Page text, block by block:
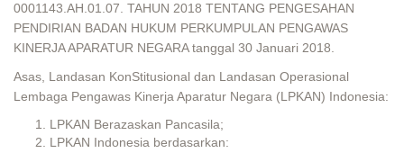
0001143.AH.01.07. TAHUN 2018 TENTANG PENGESAHAN
PENDIRIAN BADAN HUKUM PERKUMPULAN PENGAWAS
KINERJA APARATUR NEGARA tanggal 30 Januari 2018.
Asas, Landasan KonStitusional dan Landasan Operasional
Lembaga Pengawas Kinerja Aparatur Negara (LPKAN) Indonesia:
LPKAN Berazaskan Pancasila;
LPKAN Indonesia berdasarkan: